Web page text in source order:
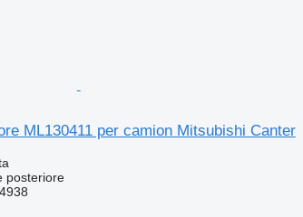
ML130411 per camion Mitsubishi Canter
posteriore